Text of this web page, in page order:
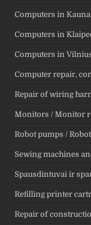
Computers in
Computers in
Computers in
Computer repair,
Repair of wiring
Monitors / Monitor
Robot pumps /
Sewing machines
Spausdintuvai ir
Refilling printer
Repair of